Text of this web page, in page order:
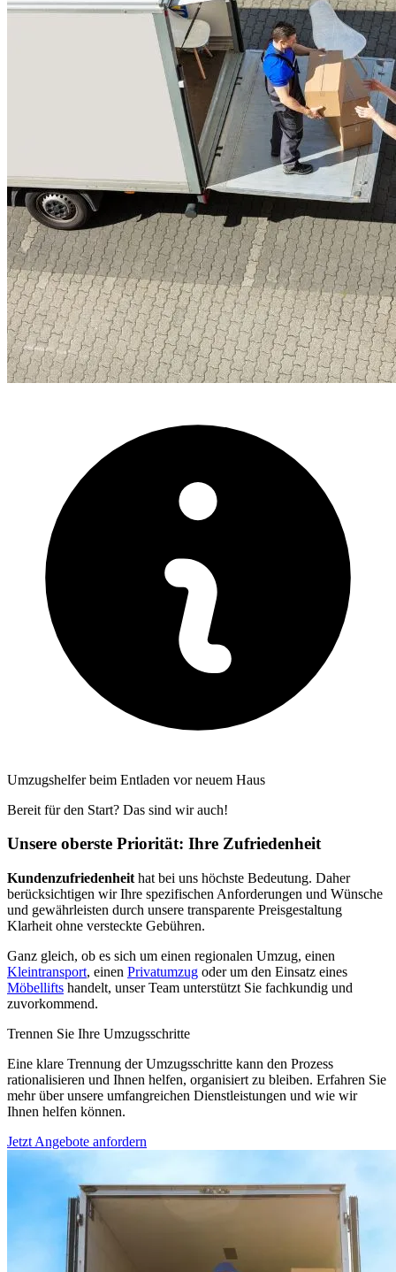
Umzugshelfer beim Entladen vor neuem Haus
Bereit für den Start? Das sind wir auch!
Unsere oberste Priorität: Ihre Zufriedenheit
Kundenzufriedenheit hat bei uns höchste Bedeutung. Daher
berücksichtigen wir Ihre spezifischen Anforderungen und Wünsche
und gewährleisten durch unsere transparente Preisgestaltung
Klarheit ohne versteckte Gebühren.
Ganz gleich, ob es sich um einen regionalen Umzug, einen
Kleintransport, einen Privatumzug oder um den Einsatz eines
Möbellifts handelt, unser Team unterstützt Sie fachkundig und
zuvorkommend.
Trennen Sie Ihre Umzugsschritte
Eine klare Trennung der Umzugsschritte kann den Prozess
rationalisieren und Ihnen helfen, organisiert zu bleiben. Erfahren Sie
mehr über unsere umfangreichen Dienstleistungen und wie wir
Ihnen helfen können.
Jetzt Angebote anfordern